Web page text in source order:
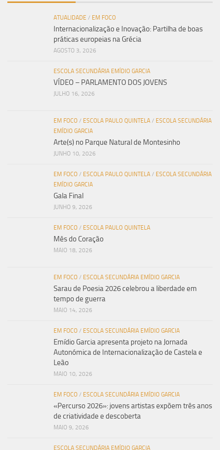
ATUALIDADE / EM FOCO
Internacionalização e Inovação: Partilha de boas
práticas europeias na Grécia
AGOSTO 3, 2026
ESCOLA SECUNDÁRIA EMÍDIO GARCIA
VÍDEO – PARLAMENTO DOS JOVENS
JULHO 16, 2026
EM FOCO / ESCOLA PAULO QUINTELA / ESCOLA SECUNDÁRIA
EMÍDIO GARCIA
Arte(s) no Parque Natural de Montesinho
JUNHO 10, 2026
EM FOCO / ESCOLA PAULO QUINTELA / ESCOLA SECUNDÁRIA
EMÍDIO GARCIA
Gala Final
JUNHO 9, 2026
EM FOCO / ESCOLA PAULO QUINTELA
Mês do Coração
MAIO 18, 2026
EM FOCO / ESCOLA SECUNDÁRIA EMÍDIO GARCIA
Sarau de Poesia 2026 celebrou a liberdade em
tempo de guerra
MAIO 14, 2026
EM FOCO / ESCOLA SECUNDÁRIA EMÍDIO GARCIA
Emídio Garcia apresenta projeto na Jornada
Autonómica de Internacionalização de Castela e
Leão
MAIO 10, 2026
EM FOCO / ESCOLA SECUNDÁRIA EMÍDIO GARCIA
«Percurso 2026»: jovens artistas expõem três anos
de criatividade e descoberta
MAIO 9, 2026
ESCOLA SECUNDÁRIA EMÍDIO GARCIA